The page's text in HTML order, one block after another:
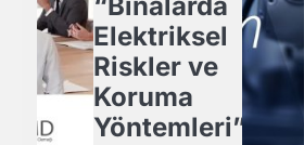
Elektriksel
Riskler ve
Koruma
Yöntemleri”